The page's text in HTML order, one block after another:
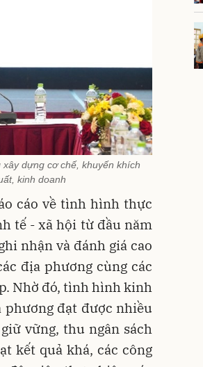
dựng cơ chế, khuyến khích
kinh doanh
cáo về tình hình thực
tế - xã hội từ đầu năm
nhận và đánh giá cao
địa phương cùng các
Nhờ đó, tình hình kinh
phương đạt được nhiều
vững, thu ngân sách
kết quả khá, các công